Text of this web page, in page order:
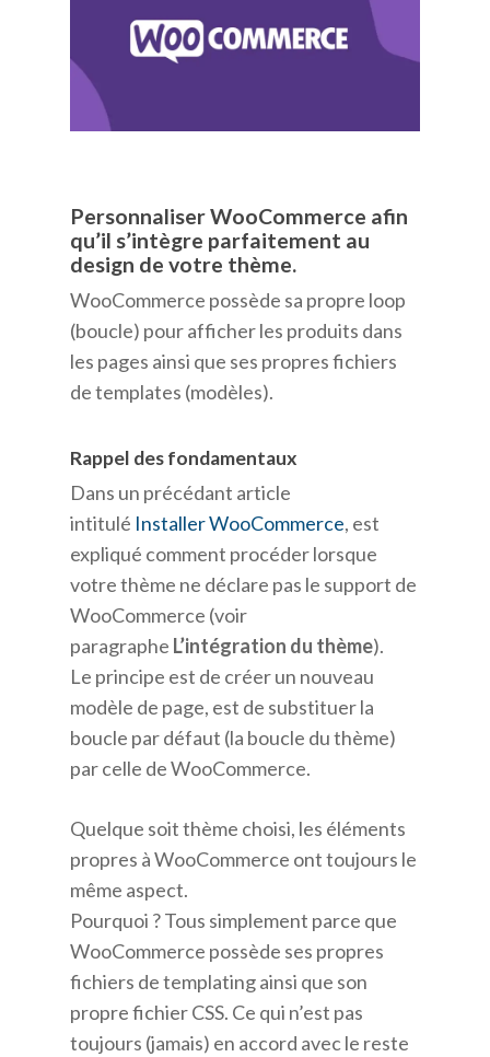
Personnaliser WooCommerce afin
qu’il s’intègre parfaitement au
design de votre thème.
WooCommerce possède sa propre loop
(boucle) pour afficher les produits dans
les pages ainsi que ses propres fichiers
de templates (modèles).
Rappel des fondamentaux
Dans un précédant article
intitulé Installer WooCommerce, est
expliqué comment procéder lorsque
votre thème ne déclare pas le support de
WooCommerce (voir
paragraphe L’intégration du thème).
Le principe est de créer un nouveau
modèle de page, est de substituer la
boucle par défaut (la boucle du thème)
par celle de WooCommerce.
Quelque soit thème choisi, les éléments
propres à WooCommerce ont toujours le
même aspect.
Pourquoi ? Tous simplement parce que
WooCommerce possède ses propres
fichiers de templating ainsi que son
propre fichier CSS. Ce qui n’est pas
toujours (jamais) en accord avec le reste